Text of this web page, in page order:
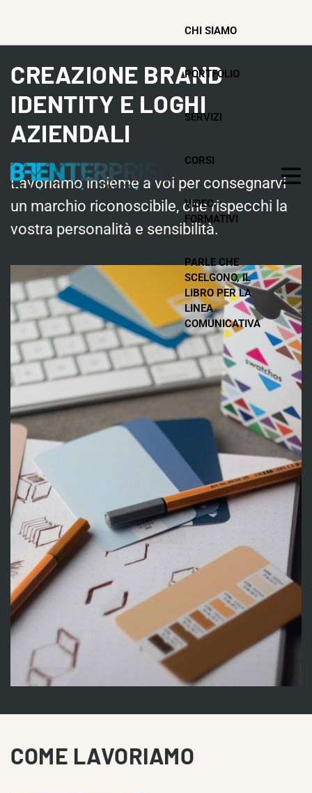
CHI SIAMO
PORTFOLIO
SERVIZI
CORSI
VIDEO
FORMATIVI
PARLE CHE
SCELGONO, IL
LIBRO PER LA
LINEA
COMUNICATIVA
CREAZIONE BRAND
IDENTITY E LOGHI
AZIENDALI
Lavoriamo insieme a voi per consegnarvi
un marchio riconoscibile, che rispecchi la
vostra personalità e sensibilità.
COME LAVORIAMO